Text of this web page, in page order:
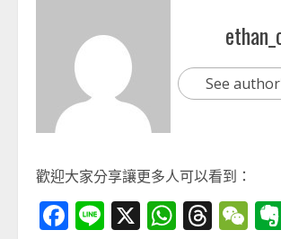
See
歡迎大家分享讓更多人可以看到：
Facebook
Line
X